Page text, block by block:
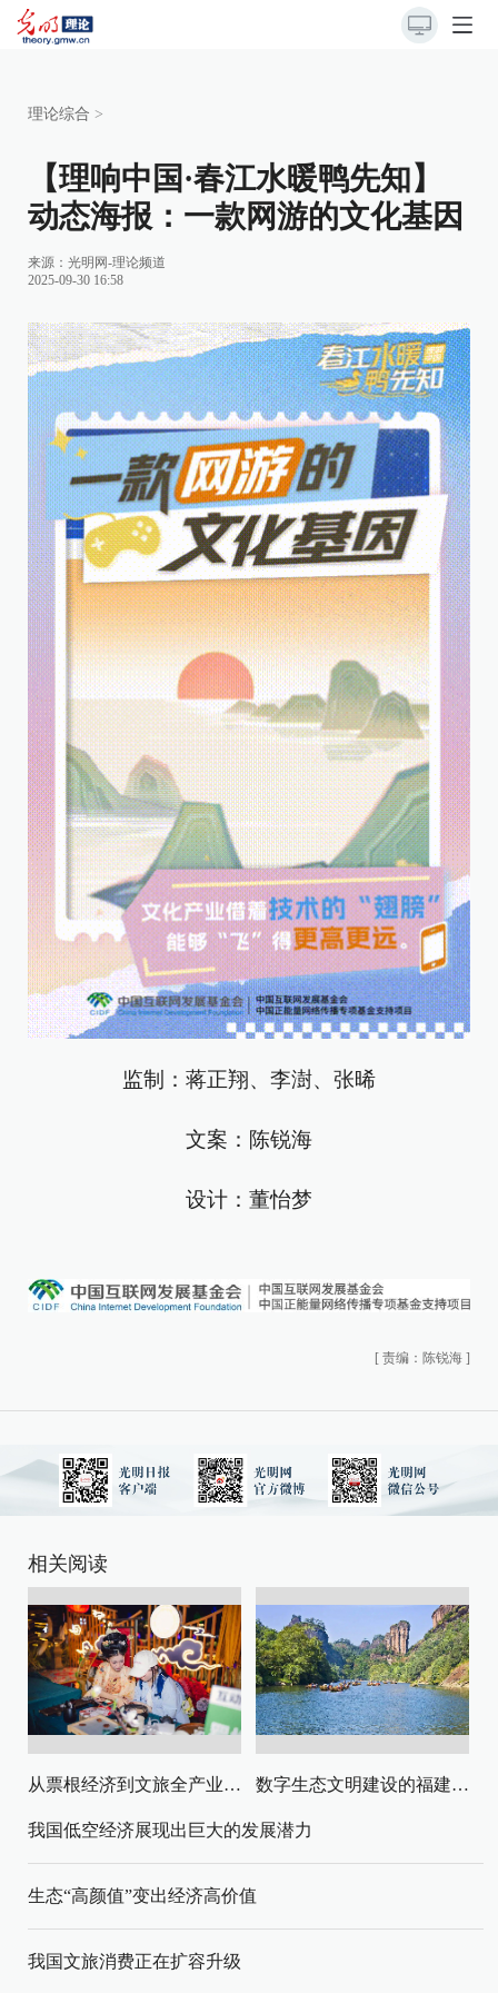
理论综合 >
【理响中国·春江水暖鸭先知】
动态海报：一款网游的文化基因
来源： 光明网-理论频道
2025-09-30 16:58
监制：蒋正翔、李澍、张晞
文案：陈锐海
设计：董怡梦
[ 责编：陈锐海 ]
相关阅读
从票根经济到文旅全产业链升级 数字生态文明建设的福建路径与启示
我国低空经济展现出巨大的发展潜力
生态“高颜值”变出经济高价值
我国文旅消费正在扩容升级